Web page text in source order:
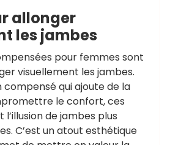
allonger
les jambes
pour femmes sont
visuellement les jambes.
qui ajoute de la
le confort, ces
de jambes plus
C’est un atout esthétique